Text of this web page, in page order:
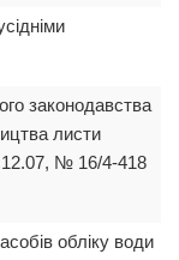
законодавства
листи
№ 16/4-418
обліку води